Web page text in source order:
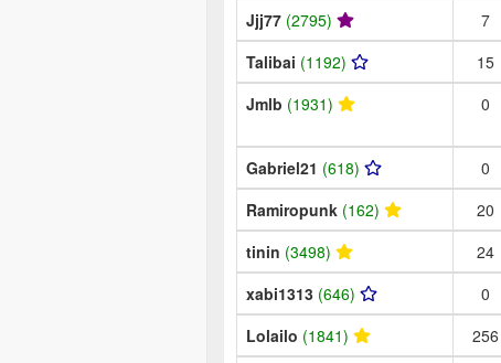
Jjj77 (2795) 7
Talibai (1192) 15
Jmlb (1931) 0
Gabriel21 (618) 0
Ramiropunk (162) 20
tinin (3498) 24
xabi1313 (646) 0
Lolailo (1841) 256